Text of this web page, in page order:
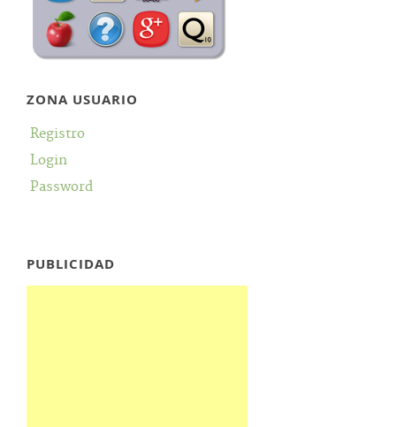
ZONA USUARIO
Registro
Login
Password
PUBLICIDAD